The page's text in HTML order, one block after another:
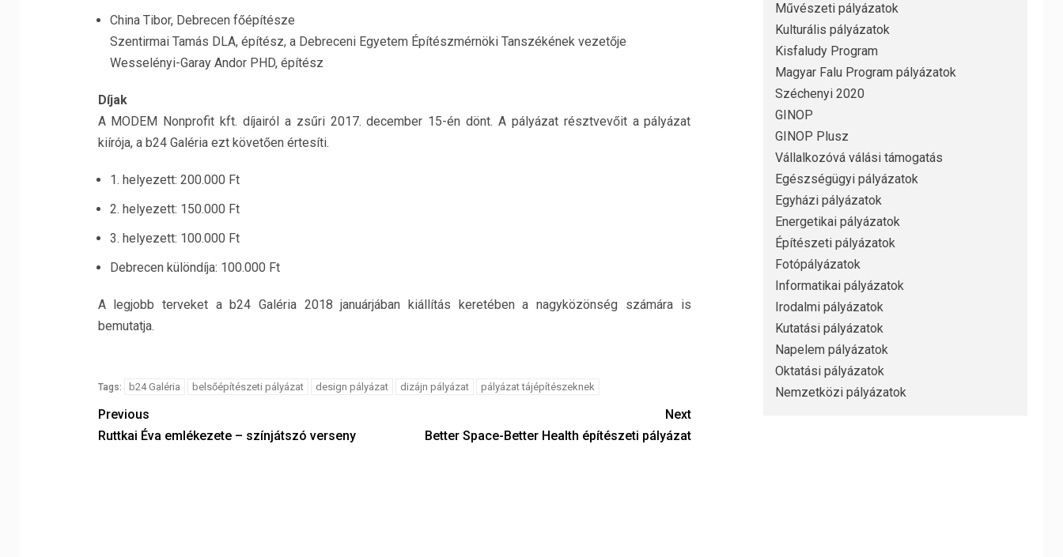
China Tibor, Debrecen főépítésze
Szentirmai Tamás DLA, építész, a Debreceni Egyetem Építészmérnöki Tanszékének vezetője
Wesselényi-Garay Andor PHD, építész
Díjak
A MODEM Nonprofit kft. díjairól a zsűri 2017. december 15-én dönt. A pályázat résztvevőit a pályázat
kiírója, a b24 Galéria ezt követően értesíti.
1. helyezett: 200.000 Ft
2. helyezett: 150.000 Ft
3. helyezett: 100.000 Ft
Debrecen különdíja: 100.000 Ft
A legjobb terveket a b24 Galéria 2018 januárjában kiállítás keretében a nagyközönség számára is
bemutatja.
Tags: b24 Galéria belsőépítészeti pályázat design pályázat dizájn pályázat pályázat tájépítészeknek
Previous
Ruttkai Éva emlékezete – színjátszó verseny
Next
Better Space-Better Health építészeti pályázat
Művészeti pályázatok
Kulturális pályázatok
Kisfaludy Program
Magyar Falu Program pályázatok
Széchenyi 2020
GINOP
GINOP Plusz
Vállalkozóvá válási támogatás
Egészségügyi pályázatok
Egyházi pályázatok
Energetikai pályázatok
Építészeti pályázatok
Fotópályázatok
Informatikai pályázatok
Irodalmi pályázatok
Kutatási pályázatok
Napelem pályázatok
Oktatási pályázatok
Nemzetközi pályázatok